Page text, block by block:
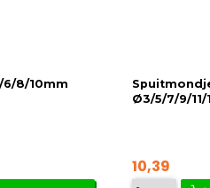
6/8/10mm
Ø3/5/7/9/11/
10,39